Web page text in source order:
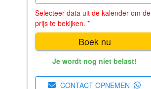
Selecteer data uit de kalender om de
prijs te bekijken. *
Boek nu
Je wordt nog niet belast!
CONTACT OPNEMEN